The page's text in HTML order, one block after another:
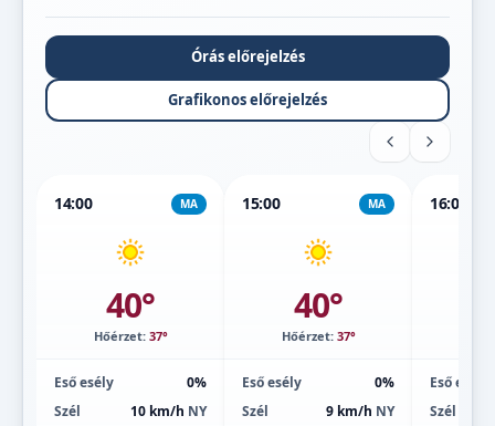
Órás előrejelzés
Grafikonos előrejelzés
14:00 MA
40°
Hőérzet: 37°
Eső esély
0%
Szél
10 km/h NY
15:00 MA
40°
Hőérzet: 37°
Eső esély
0%
Szél
9 km/h NY
16:00
Eső esély
Szél